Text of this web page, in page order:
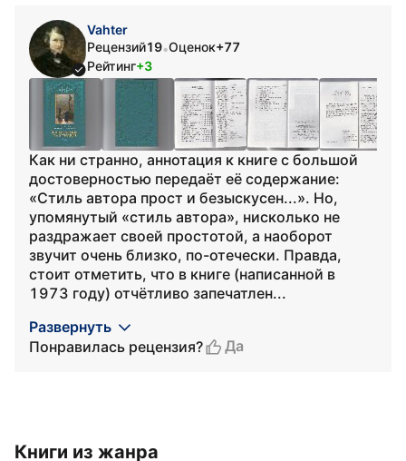
Vahter
Рецензий19•Оценок+77
Рейтинг+3
Как ни странно, аннотация к книге с большой
достоверностью передаёт её содержание:
«Стиль автора прост и безыскусен...». Но,
упомянутый «стиль автора», нисколько не
раздражает своей простотой, а наоборот
звучит очень близко, по-отечески. Правда,
стоит отметить, что в книге (написанной в
1973 году) отчётливо запечатлен...
Развернуть
Понравилась рецензия?
Да
Книги из жанра